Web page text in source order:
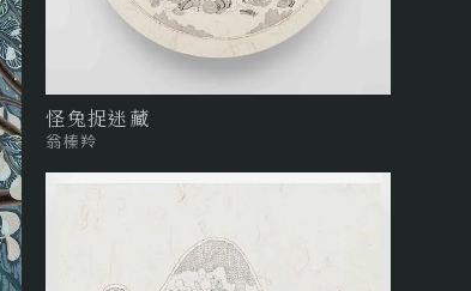
怪兔捉迷藏
翁榛羚